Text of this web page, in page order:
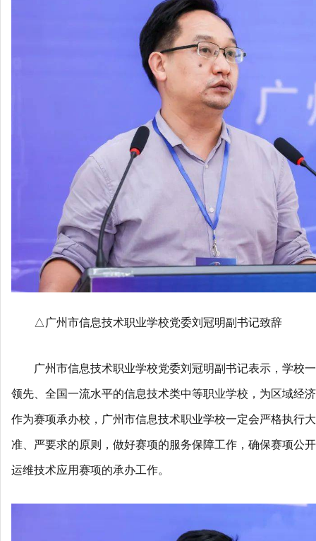
△广州市信息技术职业学校党委刘冠明副书记致辞
广州市信息技术职业学校党委刘冠明副书记表示，学校
领先、全国一流水平的信息技术类中等职业学校，为区域经
作为赛项承办校，广州市信息技术职业学校一定会严格执行
准、严要求的原则，做好赛项的服务保障工作，确保赛项公
运维技术应用赛项的承办工作。